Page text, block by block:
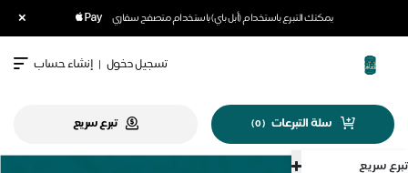
يمكنك التبرع باستخدام (أبل باي) باستخدام متصفح سفاري ×
تبرع سريع
تسجيل دخول | إنشاء حساب
سلة التبرعات (
0
) تبرع سريع